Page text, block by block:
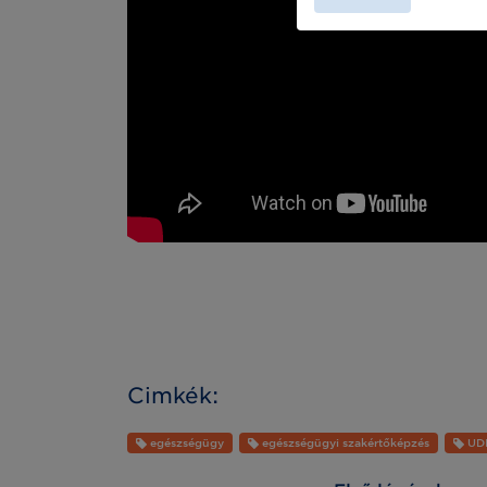
Cimkék:
egészségügy egészségügyi szakértőképzés UDI